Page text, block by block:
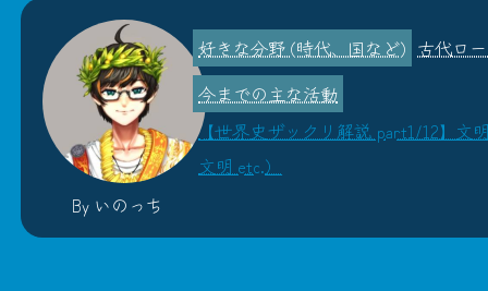
By いのっち
古代ロ
【世界史ザックリ解説 part1/12】文
文明 etc.）